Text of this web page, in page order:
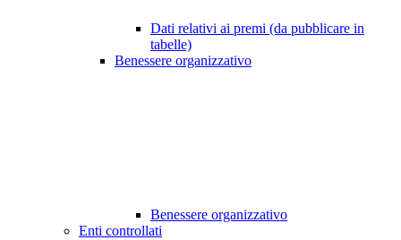
Dati relativi ai premi (da pubblicare in
tabelle)
Benessere organizzativo
Benessere organizzativo
Enti controllati